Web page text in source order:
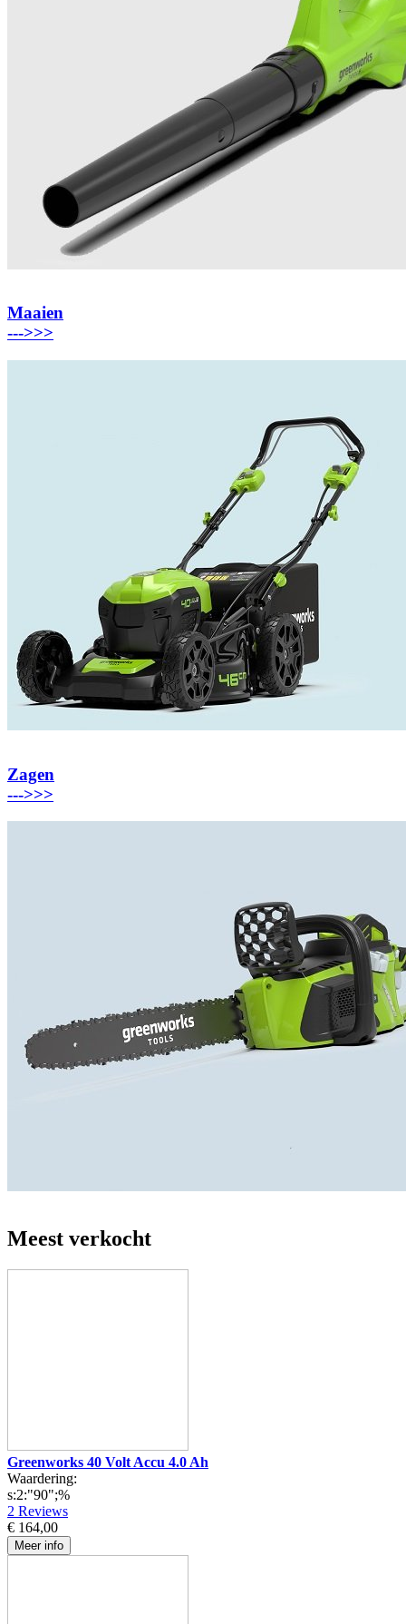
Maaien
--->>>
Zagen
--->>>
Meest verkocht
Greenworks 40 Volt Accu 4.0 Ah
Waardering:
s:2:"90";%
2 Reviews
€ 164,00
Meer info